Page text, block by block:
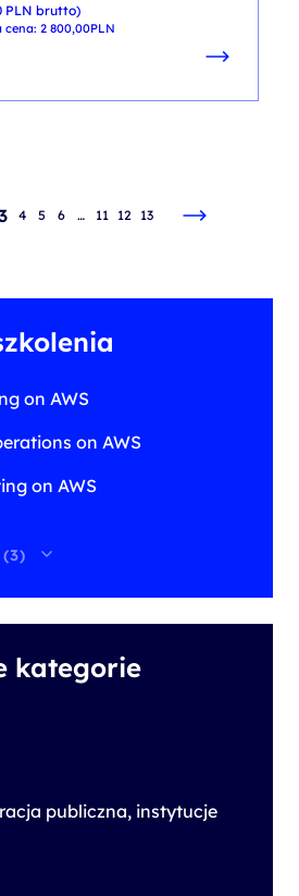
on AWS
on AWS
on AWS
kategorie
publiczna, instytucje
PLN brutto)
cena: 2 800,00PLN
4 5 6 … 11 12 13